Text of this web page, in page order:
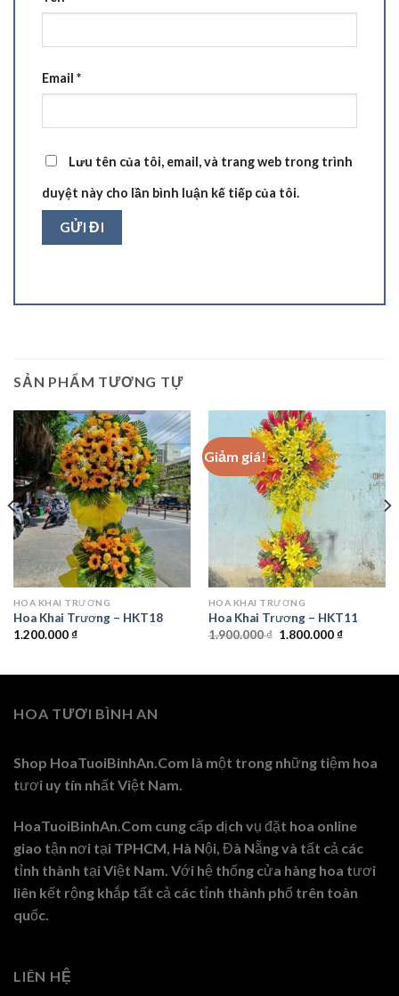
Email *
Lưu tên của tôi, email, và trang web trong trình
duyệt này cho lần bình luận kế tiếp của tôi.
SẢN PHẨM TƯƠNG TỰ
HOA KHAI TRƯƠNG
Hoa Khai Trương – HKT18
1.200.000₫
Giảm giá!
HOA KHAI TRƯƠNG
Hoa Khai Trương – HKT11
1.900.000₫ Giá
1.800.000₫Giá
1.800.000
HOA TƯƠI BÌNH AN
Shop HoaTuoiBinhAn.Com là một trong những tiệm hoa
tươi uy tín nhất Việt Nam.
HoaTuoiBinhAn.Com cung cấp dịch vụ đặt hoa online
giao tận nơi tại TPHCM, Hà Nội, Đà Nẵng và tất cả các
tỉnh thành tại Việt Nam. Với hệ thống cửa hàng hoa tươi
liên kết rộng khắp tất cả các tỉnh thành phố trên toàn
quốc.
LIÊN HỆ